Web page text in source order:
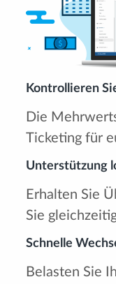
Kontrollieren
Die
Ticketing für
Unterstützung
Erhalten Sie
Sie
Schnelle
Belasten Sie